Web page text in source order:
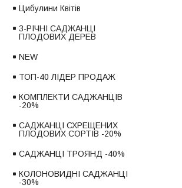
Цибулини Квітів
3-РІЧНІ САДЖАНЦІ
ПЛОДОВИХ ДЕРЕВ
NEW
ТОП-40 ЛІДЕР ПРОДАЖ
КОМПЛЕКТИ САДЖАНЦІВ
-20%
САДЖАНЦІ СХРЕЩЕНИХ
ПЛОДОВИХ СОРТІВ -20%
САДЖАНЦІ ТРОЯНД -40%
КОЛОНОВИДНІ САДЖАНЦІ
-30%